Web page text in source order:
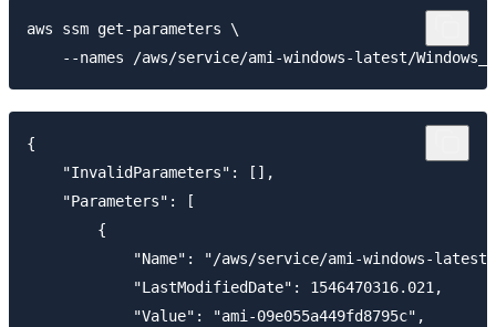
aws ssm get-parameters \
{
    "InvalidParameters": [],
    "Parameters": [
        {
"Name": "/aws/service/ami-windows-
            "LastModifiedDate": 1546470316.021,
            "Value": "ami-09e055a449fd8795c",